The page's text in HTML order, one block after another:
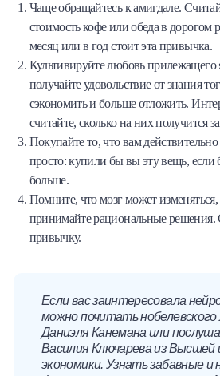
Чаще обращайтесь к амигдале.
стоимость кофе или обеда в дорогом
месяц или в год стоит эта привычка.
Культивируйте любовь прилежащего
получайте удовольствие от знания
сэкономить и больше отложить.
считайте, сколько на них получится
Покупайте то, что вам
просто: купили бы вы эту вещь, если
больше.
Помните, что мозг может
принимайте рациональные решения.
привычку.
Если вас заинтересовала
можно почитать
Даниэля Канемана или
Василия Ключарева из
экономики. Узнать забавные и